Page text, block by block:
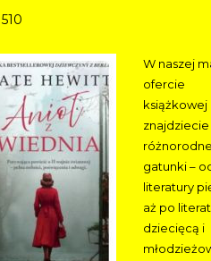
W naszej
ofercie
książkowej
znajdziecie
różnorodne
gatunki –
literatury
aż po
dziecięcą i